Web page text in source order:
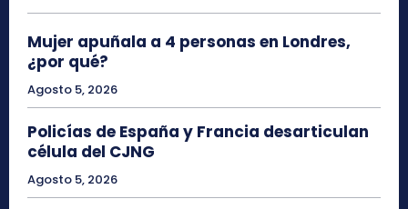
Mujer apuñala a 4 personas en Londres,
¿por qué?
Agosto 5, 2026
Policías de España y Francia desarticulan
célula del CJNG
Agosto 5, 2026